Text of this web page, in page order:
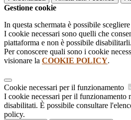
Gestione cookie
In questa schermata è possibile
I cookie necessari sono quelli che
piattaforma e non è possibile disabilitarli.
Per conoscere quali sono i cookie
visionare la COOKIE POLICY.
Cookie necessari per il funzionamento
I cookie necessari per il funzionamento
disabilitati. È possibile consultare
policy.